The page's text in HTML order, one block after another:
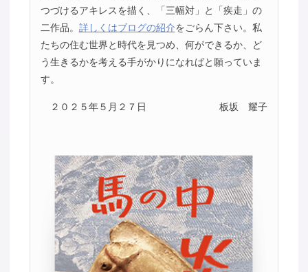
つづけるアキレスを描く、「三幅対」と「疾走」の
二作品。 詳しくはブログの紹介をごらん下さい。私
たちの住む世界と時代を見つめ、何ができるか、ど
う生きるかを考える手がかりになればと願っていま
す。
２０２５年５月２７日 板坂 耀子